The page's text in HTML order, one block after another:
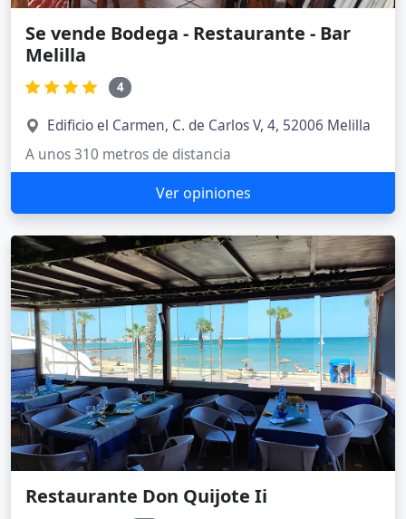
Se vende Bodega - Restaurante - Bar
Melilla
4
Edificio el Carmen, C. de Carlos V, 4, 52006 Melilla
A unos 310 metros de distancia
Ver opiniones
Restaurante Don Quijote Ii